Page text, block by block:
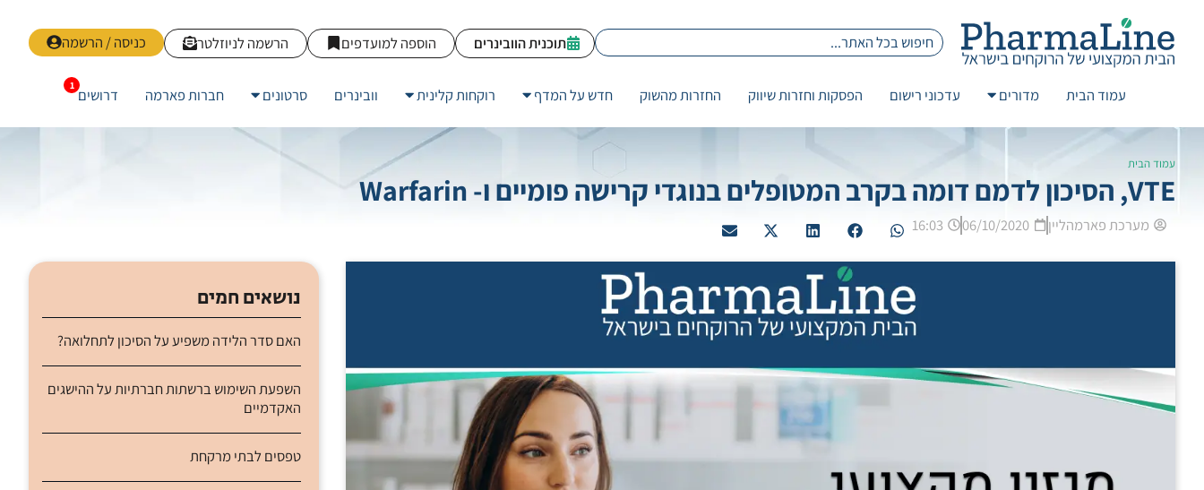
כניסה / הרשמה הרשמה לניוזלטר הוספה למועדפים תוכנית הוובינרים
עמוד הבית מדורים עדכוני רישום הפסקות וחזרות שיווק החזרות מהשוק חדש על המדף רוקחות קלינית וובינרים סרטונים חברות פארמה דרושים
עמוד הבית
VTE, הסיכון לדמם דומה בקרב המטופלים בנוגדי קרישה פומיים ו- Warfarin
מערכת פארמהליין 06/10/2020
16:03
נושאים חמים
האם סדר הלידה משפיע על הסיכון לתחלואה?
השפעת השימוש ברשתות חברתיות על ההישגים
האקדמיים
טפסים לבתי מרקחת